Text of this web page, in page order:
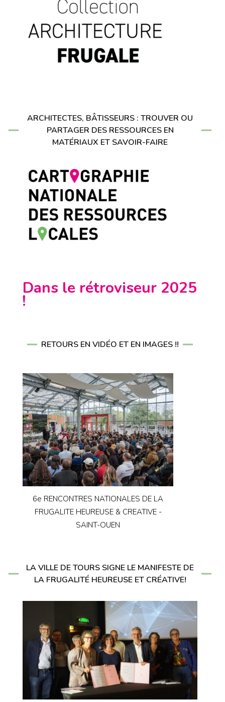
ARCHITECTES, BÂTISSEURS : TROUVER OU
PARTAGER DES RESSOURCES EN
MATÉRIAUX ET SAVOIR-FAIRE
Dans le rétroviseur 2025
!
RETOURS EN VIDÉO ET EN IMAGES !!
6e RENCONTRES NATIONALES DE LA
FRUGALITE HEUREUSE & CREATIVE -
SAINT-OUEN
LA VILLE DE TOURS SIGNE LE MANIFESTE DE
LA FRUGALITÉ HEUREUSE ET CRÉATIVE!